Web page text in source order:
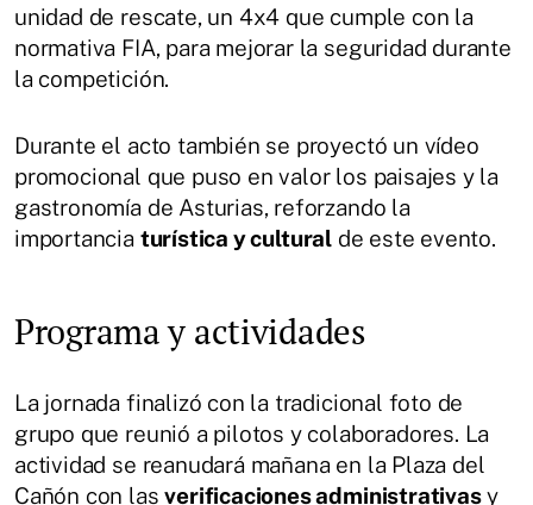
unidad de rescate, un 4x4 que cumple con la
normativa FIA, para mejorar la seguridad durante
la competición.
Durante el acto también se proyectó un vídeo
promocional que puso en valor los paisajes y la
gastronomía de Asturias, reforzando la
importancia turística y culturalde este evento.
Programa y actividades
La jornada finalizó con la tradicional foto de
grupo que reunió a pilotos y colaboradores. La
actividad se reanudará mañana en la Plaza del
Cañón con lasverificaciones administrativasy